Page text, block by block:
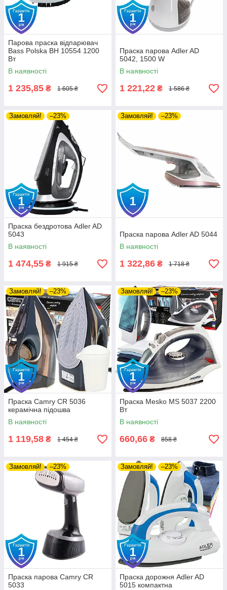
Парова праска відпарювач
Bass Polska BH 10554 1200
Вт
В наявності
1 235,85 ₴ 1 605 ₴
Праска парова Adler AD
5042, 1500 W
В наявності
1 221,22 ₴ 1 586 ₴
Замовляй! –23%
Праска бездротова Adler AD
5043
В наявності
1 474,55 ₴ 1 915 ₴
Замовляй! –23%
Праска парова Adler AD 5044
В наявності
1 322,86 ₴ 1 718 ₴
Замовляй! –23%
Праска Camry CR 5036
керамічна підошва
В наявності
1 119,58 ₴ 1 454 ₴
Замовляй! –23%
Праска Mesko MS 5037 2200
Вт
В наявності
660,66 ₴ 858 ₴
Замовляй! –23%
Праска парова Camry CR
5033
Замовляй! –23%
Праска дорожня Adler AD
5015 компактна